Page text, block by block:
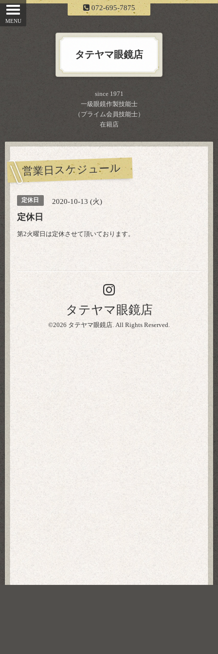
072-695-7875
タテヤマ眼鏡店
since 1971
一級眼鏡作製技能士
（プライム会員技能士）
在籍店
営業日スケジュール
定休日 2020-10-13 (火)
定休日
第2火曜日は定休させて頂いております。
タテヤマ眼鏡店
©2026 タテヤマ眼鏡店. All Rights Reserved.